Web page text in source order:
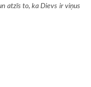
atzīs to, ka Dievs ir viņus